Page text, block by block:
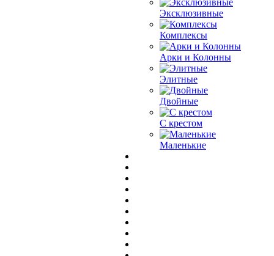
Эксклюзивные
Комплексы
Арки и Колонны
Элитные
Двойные
С крестом
Маленькие